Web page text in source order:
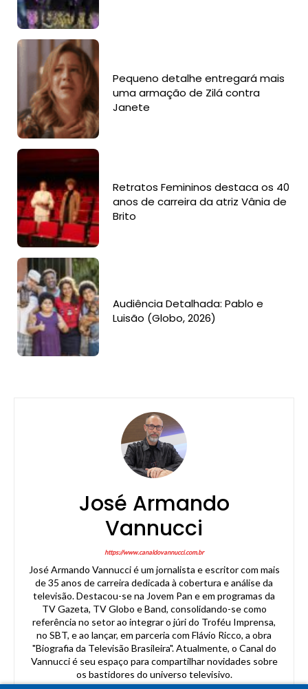
Pequeno detalhe entregará mais
uma armação de Zilá contra
Janete
Retratos Femininos destaca os 40
anos de carreira da atriz Vânia de
Brito
Audiência Detalhada: Pablo e
Luisão (Globo, 2026)
José Armando
Vannucci
https://www.canaldovannucci.com.br
José Armando Vannucci é um jornalista e escritor com mais
de 35 anos de carreira dedicada à cobertura e análise da
televisão. Destacou-se na Jovem Pan e em programas da
TV Gazeta, TV Globo e Band, consolidando-se como
referência no setor ao integrar o júri do Troféu Imprensa,
no SBT, e ao lançar, em parceria com Flávio Ricco, a obra
"Biografia da Televisão Brasileira". Atualmente, o Canal do
Vannucci é seu espaço para compartilhar novidades sobre
os bastidores do universo televisivo.